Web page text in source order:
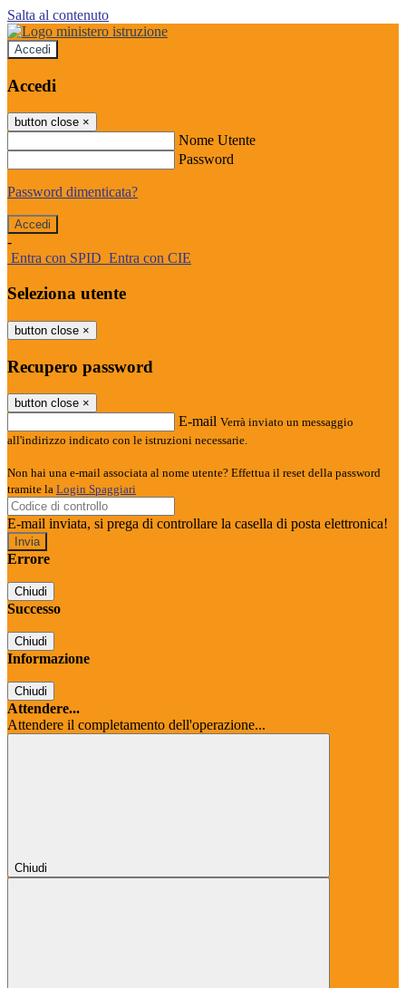
Salta al contenuto
Accedi
Accedi
button close ×
Nome Utente
Password
Password dimenticata?
-
Entra con SPID Entra con CIE
Seleziona utente
button close ×
Recupero password
button close ×
E-mail Verrà inviato un messaggio
all'indirizzo indicato con le istruzioni necessarie.
Non hai una e-mail associata al nome utente? Effettua il reset della password
tramite la Login Spaggiari
E-mail inviata, si prega di controllare la casella di posta elettronica!
Errore
Chiudi
Successo
Chiudi
Informazione
Chiudi
Attendere...
Attendere il completamento dell'operazione...
Chiudi